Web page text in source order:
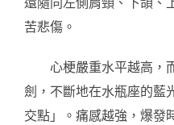
苦悲傷。
心梗嚴重水平越高，
劍，不斷地在水瓶座的藍
交點」。痛感越強，爆發